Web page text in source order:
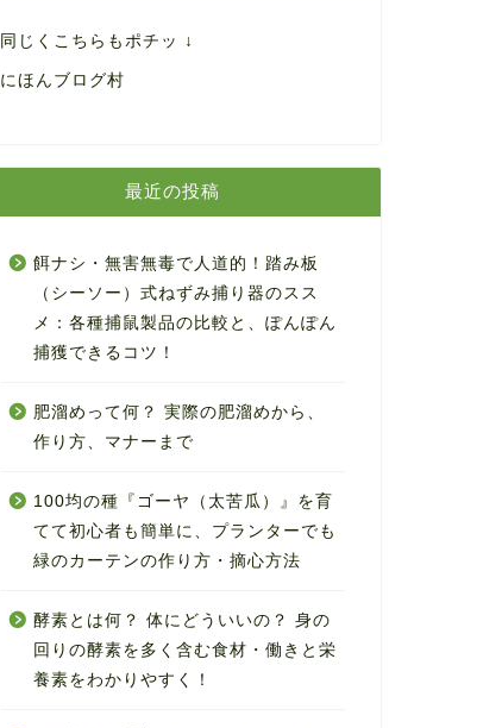
同じくこちらもポチッ ↓
にほんブログ村
最近の投稿
餌ナシ・無害無毒で人道的！踏み板
（シーソー）式ねずみ捕り器のスス
メ：各種捕鼠製品の比較と、ぽんぽん
捕獲できるコツ！
肥溜めって何？ 実際の肥溜めから、
作り方、マナーまで
100均の種『ゴーヤ（太苦瓜）』を育
てて初心者も簡単に、プランターでも
緑のカーテンの作り方・摘心方法
酵素とは何？ 体にどういいの？ 身の
回りの酵素を多く含む食材・働きと栄
養素をわかりやすく！